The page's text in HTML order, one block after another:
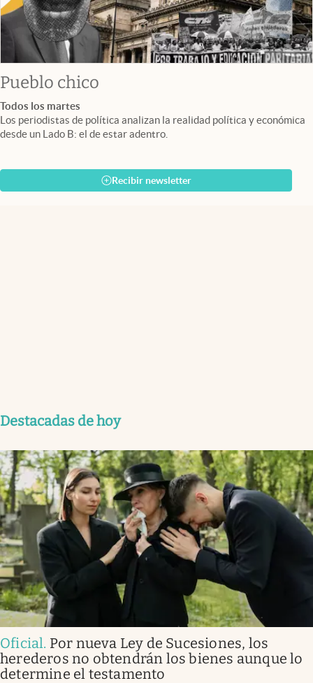
Pueblo chico
Todos los martes
Los periodistas de política analizan la realidad política y económica
desde un Lado B: el de estar adentro.
Recibir newsletter
Destacadas de hoy
Oficial. Por nueva Ley de Sucesiones, los
herederos no obtendrán los bienes aunque lo
determine el testamento